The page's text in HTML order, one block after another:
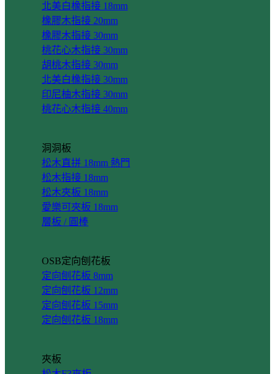
北美白橡指接 18mm
橡膠木指接 20mm
橡膠木指接 30mm
桃花心木指接 30mm
胡桃木指接 30mm
北美白橡指接 30mm
印尼柚木指接 30mm
桃花心木指接 40mm
洞洞板
松木直拼 18mm
松木指接 18mm
松木夾板 18mm
愛樂可夾板 18mm
層板 / 圓棒
OSB定向刨花板
定向刨花板 8mm
定向刨花板 12mm
定向刨花板 15mm
定向刨花板 18mm
夾板